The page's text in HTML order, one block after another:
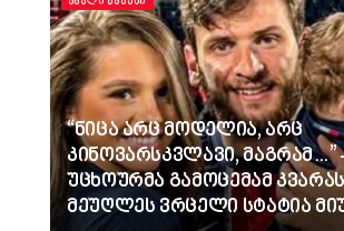
“ნიცა არც მოდელია, არც
კინოვარსკვლავი, მაგრამ…”
უცხოურმა გამოცემამ კვარას
მეუღლეს ვრცელი სტატია